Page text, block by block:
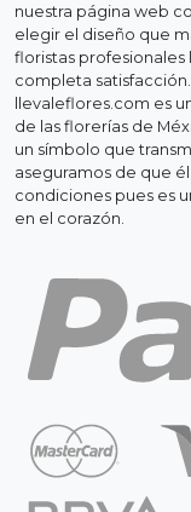
nuestra página web
elegir el diseño que
floristas profesionales
completa satisfacción.
llevaleflores.com es
de las florerías de
un símbolo que
aseguramos de que
condiciones pues es
en el corazón.